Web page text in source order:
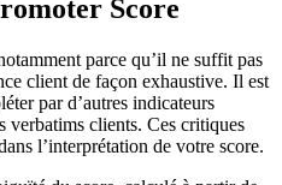
Score
parce qu’il ne suffit pas
client de façon exhaustive. Il est
par d’autres indicateurs
verbatims clients. Ces critiques
l’interprétation de votre score.